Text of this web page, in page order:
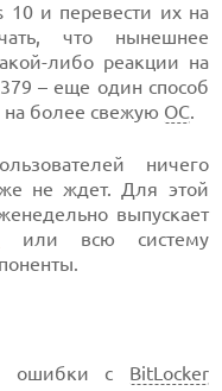
10 и перевести их на
что нынешнее
либо реакции на
– еще один способ
на более свежую ОС.
ничего
не ждет. Для этой
выпускает
или всю систему
ошибки с BitLocker